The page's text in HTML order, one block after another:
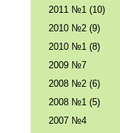
2011 №1 (10)
2010 №2 (9)
2010 №1 (8)
2009 №7
2008 №2 (6)
2008 №1 (5)
2007 №4